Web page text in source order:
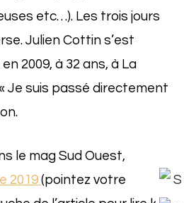
etc…). Les trois jours
Julien Cottin s’est
2009, à 32 ans, à La
« Je suis passé directement
le mag Sud Ouest,
2019(pointez votre